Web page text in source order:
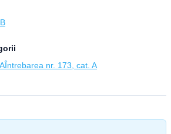
Întrebarea nr. 173, cat. A